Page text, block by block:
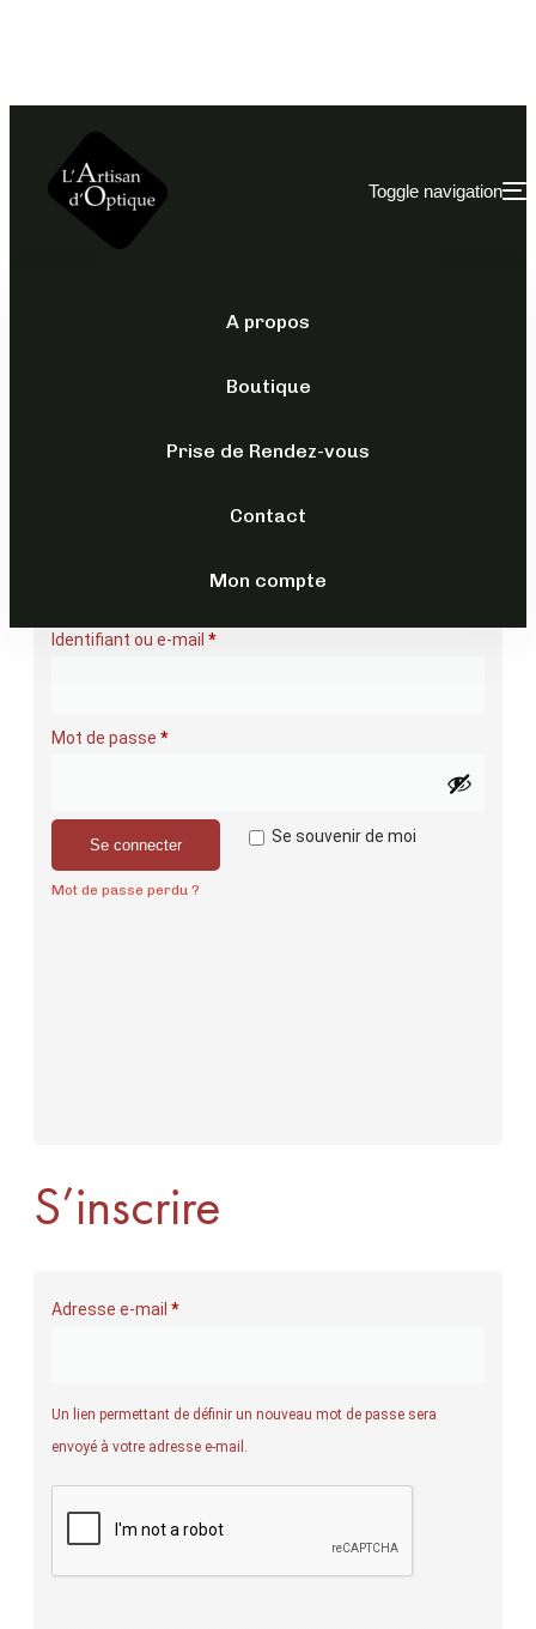
Toggle navigation
A propos
Boutique
Prise de Rendez-vous
Contact
Mon compte
TABLEAU DE BORD
Se connecter
Identifiant ou e-mail *
Mot de passe *
Se souvenir de moi
Se connecter
Mot de passe perdu ?
S’inscrire
Adresse e-mail *
Un lien permettant de définir un nouveau mot de passe sera
envoyé à votre adresse e-mail.